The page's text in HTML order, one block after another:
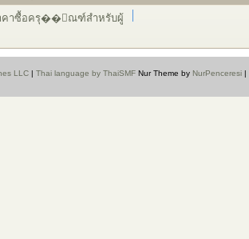
าคาซื้อครุ��ัณฑ์สำหรับผู้
LLC | Thai language by ThaiSMF Nur Theme by NurPenceresi |